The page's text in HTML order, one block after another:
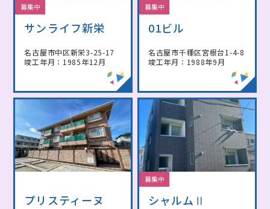
募集中
サンライフ新栄
名古屋市中区新栄3-25-17
竣工年月：1985年12月
募集中
01ビル
名古屋市千種区宮根台1-4-8
竣工年月：1988年9月
プリスティーヌ
募集中
シャルムⅡ